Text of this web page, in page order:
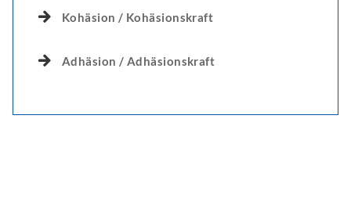
Kohäsion / Kohäsionskraft
Adhäsion / Adhäsionskraft